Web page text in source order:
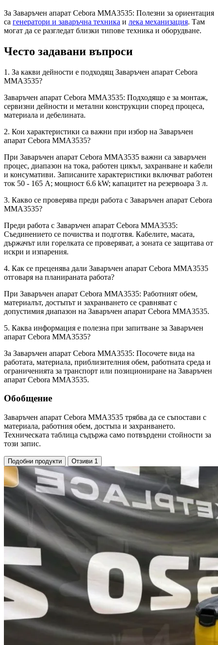
За Заваръчен апарат Cebora MMA3535: Полезни за ориентация
са генератори и заваръчна техника и лека механизация. Там
могат да се разгледат близки типове техника и оборудване.
Често задавани въпроси
1. За какви дейности е подходящ Заваръчен апарат Cebora
MMA3535?
Заваръчен апарат Cebora MMA3535: Подходящо е за монтаж,
сервизни дейности и метални конструкции според процеса,
материала и дебелината.
2. Кои характеристики са важни при избор на Заваръчен
апарат Cebora MMA3535?
При Заваръчен апарат Cebora MMA3535 важни са заваръчен
процес, диапазон на тока, работен цикъл, захранване и кабели
и консумативи. Записаните характеристики включват работен
ток 50 - 165 A; мощност 6.6 kW; капацитет на резервоара 3 л.
3. Какво се проверява преди работа с Заваръчен апарат Cebora
MMA3535?
Преди работа с Заваръчен апарат Cebora MMA3535:
Съединението се почиства и подготвя. Кабелите, масата,
държачът или горелката се проверяват, а зоната се защитава от
искри и изпарения.
4. Как се преценява дали Заваръчен апарат Cebora MMA3535
отговаря на планираната работа?
При Заваръчен апарат Cebora MMA3535: Работният обем,
материалът, достъпът и захранването се сравняват с
допустимия диапазон на Заваръчен апарат Cebora MMA3535.
5. Каква информация е полезна при запитване за Заваръчен
апарат Cebora MMA3535?
За Заваръчен апарат Cebora MMA3535: Посочете вида на
работата, материала, приблизителния обем, работната среда и
ограниченията за транспорт или позициониране на Заваръчен
апарат Cebora MMA3535.
Обобщение
Заваръчен апарат Cebora MMA3535 трябва да се съпостави с
материала, работния обем, достъпа и захранването.
Техническата таблица съдържа само потвърдени стойности за
този запис.
Подобни продукти Отзиви 1